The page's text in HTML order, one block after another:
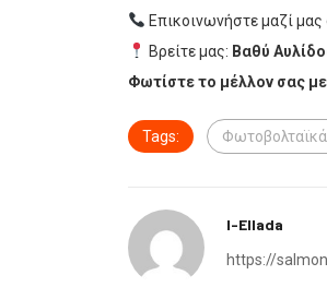
Επικοινωνήστε μαζί μας
Βρείτε μας: Βαθύ
Φωτίστε το μέλλον σας με
Tags:
I-Ellada
https://